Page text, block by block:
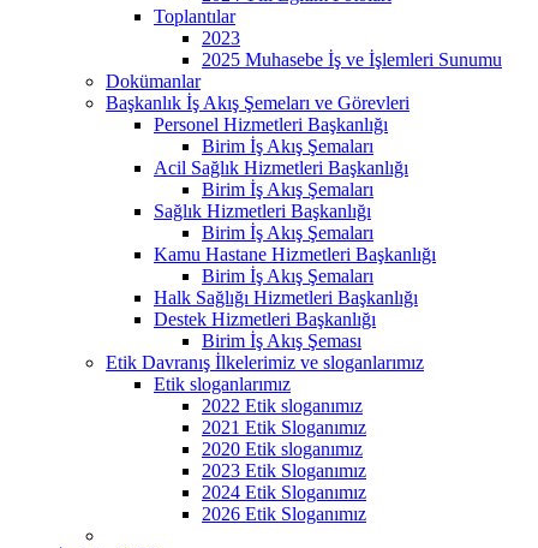
Toplantılar
2023
2025 Muhasebe İş ve İşlemleri Sunumu
Dokümanlar
Başkanlık İş Akış Şemeları ve Görevleri
Personel Hizmetleri Başkanlığı
Birim İş Akış Şemaları
Acil Sağlık Hizmetleri Başkanlığı
Birim İş Akış Şemaları
Sağlık Hizmetleri Başkanlığı
Birim İş Akış Şemaları
Kamu Hastane Hizmetleri Başkanlığı
Birim İş Akış Şemaları
Halk Sağlığı Hizmetleri Başkanlığı
Destek Hizmetleri Başkanlığı
Birim İş Akış Şeması
Etik Davranış İlkelerimiz ve sloganlarımız
Etik sloganlarımız
2022 Etik sloganımız
2021 Etik Sloganımız
2020 Etik sloganımız
2023 Etik Sloganımız
2024 Etik Sloganımız
2026 Etik Sloganımız